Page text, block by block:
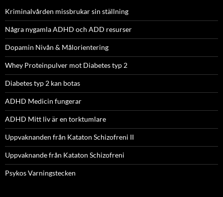
Kriminalvården missbrukar sin ställning
Några nygamla ADHD och ADD resurser
Dopamin Nivån & Målorientering
Whey Proteinpulver mot Diabetes typ 2
Diabetes typ 2 kan botas
ADHD Medicin fungerar
ADHD Mitt liv är en torktumlare
Uppvaknanden från Kataton Schizofreni II
Uppvaknande från Kataton Schizofreni
Psykos Varningstecken